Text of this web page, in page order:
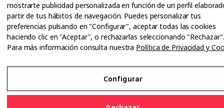
mostrarte publicidad personalizada en función de un perfil
partir de tus hábitos de navegación. Puedes personalizar tus
preferencias pulsando en "Configurar", aceptar todas las cookies
haciendo clic en "Aceptar", o rechazarlas seleccionando
Para más información consulta nuestra Política de Privacidad y
Configurar